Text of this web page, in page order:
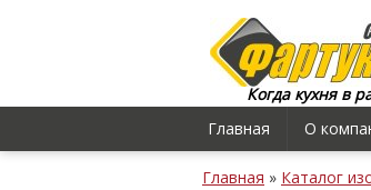
Когда кухня в
Главная О
Главная » Каталог